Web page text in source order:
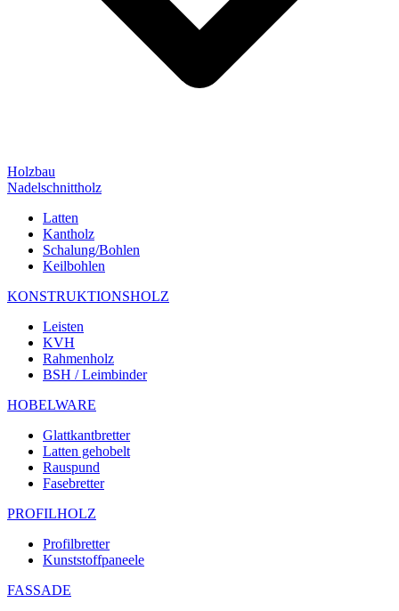
Holzbau
Nadelschnittholz
Latten
Kantholz
Schalung/Bohlen
Keilbohlen
KONSTRUKTIONSHOLZ
Leisten
KVH
Rahmenholz
BSH / Leimbinder
HOBELWARE
Glattkantbretter
Latten gehobelt
Rauspund
Fasebretter
PROFILHOLZ
Profilbretter
Kunststoffpaneele
FASSADE